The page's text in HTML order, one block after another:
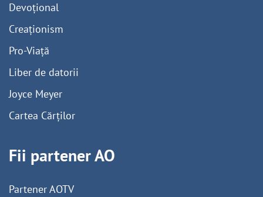
Devoțional
Creaționism
Pro-Viață
Liber de datorii
Joyce Meyer
Cartea Cărților
Fii partener AO
Partener AOTV